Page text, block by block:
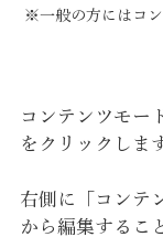
※一般の方にはコン
コンテンツモー
をクリックします
右側に「コンテ
から編集するこ